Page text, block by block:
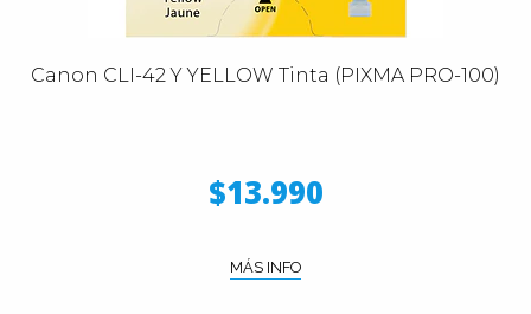
Canon CLI-42 Y YELLOW Tinta (PIXMA PRO-100)
$13.990
MÁS INFO